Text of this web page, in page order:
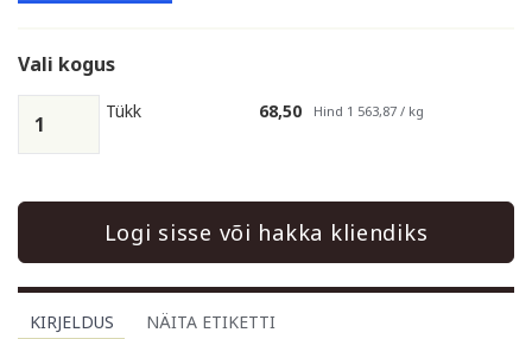
Vali kogus
Tükk 68,50 Hind 1 563,87 / kg
Logi sisse või hakka kliendiks
KIRJELDUS NÄITA ETIKETTI